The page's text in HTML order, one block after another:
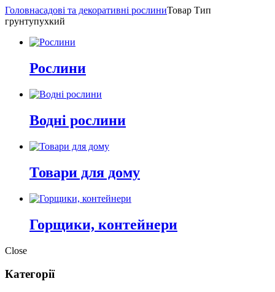
Головнасадові та декоративні рослиниТовар Тип
грунтупухкий
Рослини
Водні рослини
Товари для дому
Горщики, контейнери
Close
Категорії